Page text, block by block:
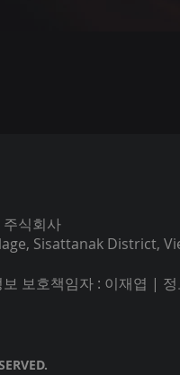
식회사
Sisattanak District,
보호책임자 : 이재엽 |